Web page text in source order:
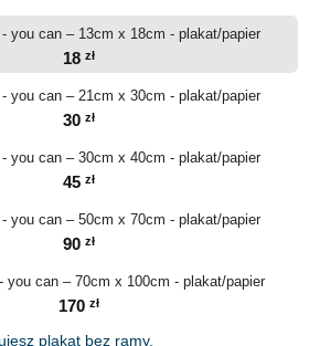
you can – 13cm x 18cm - plakat/papier
18 zł
you can – 21cm x 30cm - plakat/papier
30 zł
you can – 30cm x 40cm - plakat/papier
45 zł
you can – 50cm x 70cm - plakat/papier
90 zł
you can – 70cm x 100cm - plakat/papier
170 zł
plakat bez ramy.